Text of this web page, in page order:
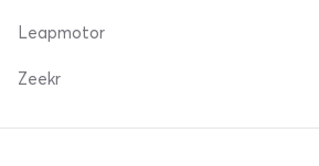
Leapmotor
Zeekr